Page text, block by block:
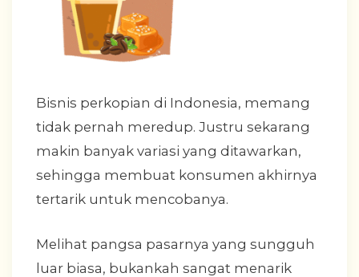
Bisnis perkopian di Indonesia, memang
tidak pernah meredup. Justru sekarang
makin banyak variasi yang ditawarkan,
sehingga membuat konsumen akhirnya
tertarik untuk mencobanya.
Melihat pangsa pasarnya yang sungguh
luar biasa, bukankah sangat menarik